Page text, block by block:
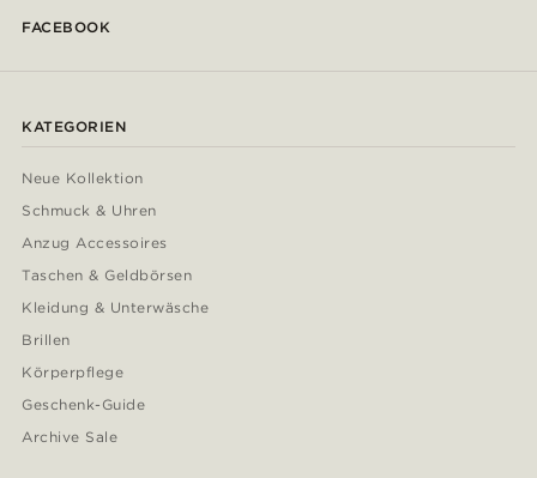
FACEBOOK
KATEGORIEN
Neue Kollektion
Schmuck & Uhren
Anzug Accessoires
Taschen & Geldbörsen
Kleidung & Unterwäsche
Brillen
Körperpflege
Geschenk-Guide
Archive Sale